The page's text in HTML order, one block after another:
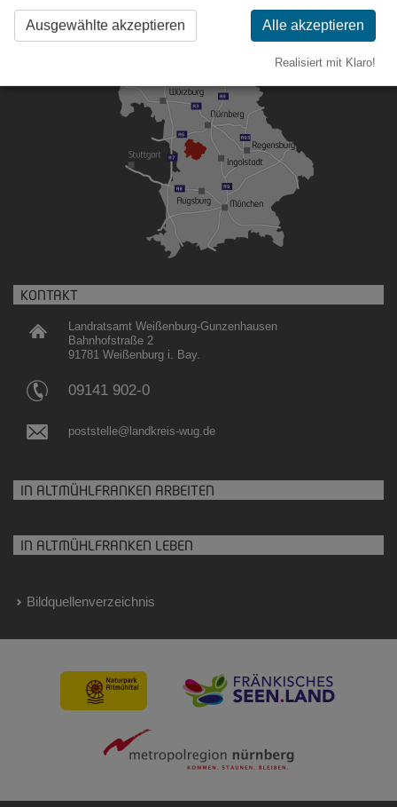
KONTAKT
Landratsamt Weißenburg-Gunzenhausen
Bahnhofstraße 2
91781 Weißenburg i. Bay.
09141 902-0
poststelle@landkreis-wug.de
IN ALTMÜHLFRANKEN ARBEITEN
IN ALTMÜHLFRANKEN LEBEN
Bildquellenverzeichnis
Ausgewählte akzeptieren Alle akzeptieren
Realisiert mit Klaro!